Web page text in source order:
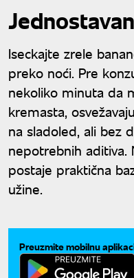
Iseckajte zrele
preko noći. Pre
nekoliko minuta da
kremasta,
na sladoled, ali bez
nepotrebnih aditiva.
postaje praktična
užine.
Preuzmite mobilnu